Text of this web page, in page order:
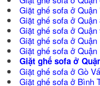
Giặt ghế sofa ở Quận
Giặt ghế sofa ở Quận
Giặt ghế sofa ở Quận
Giặt ghế sofa ở Quận
Giặt ghế sofa ở Quận
Giặt ghế sofa ở
Giặt ghế sofa ở Gò
Giặt ghế sofa ở Bình